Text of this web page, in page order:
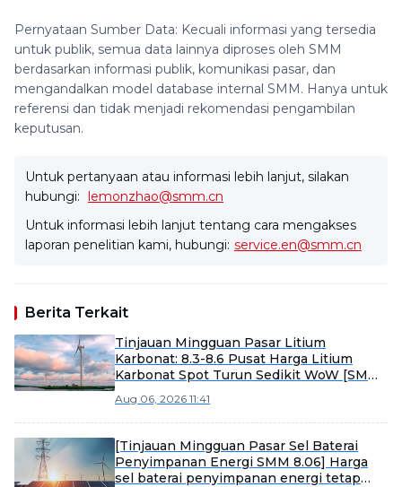
Pernyataan Sumber Data: Kecuali informasi yang tersedia
untuk publik, semua data lainnya diproses oleh SMM
berdasarkan informasi publik, komunikasi pasar, dan
mengandalkan model database internal SMM. Hanya untuk
referensi dan tidak menjadi rekomendasi pengambilan
keputusan.
Untuk pertanyaan atau informasi lebih lanjut, silakan
hubungi: lemonzhao@smm.cn
Untuk informasi lebih lanjut tentang cara mengakses
laporan penelitian kami, hubungi: service.en@smm.cn
Berita Terkait
Tinjauan Mingguan Pasar Litium
Karbonat: 8.3-8.6 Pusat Harga Litium
Karbonat Spot Turun Sedikit WoW [SMM
Aug 06, 2026 11:41
[Tinjauan Mingguan Pasar Sel Baterai
Penyimpanan Energi SMM 8.06] Harga
sel baterai penyimpanan energi tetap